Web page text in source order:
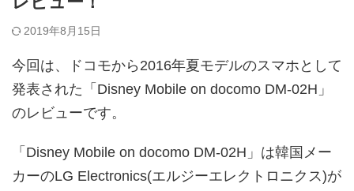
2019年8月15日
今回は、ドコモから2016年夏モデルのスマホとして
発表された「Disney Mobile on docomo DM-02H」
のレビューです。
「Disney Mobile on docomo DM-02H」は韓国メー
カーのLG Electronics(エルジーエレクトロニクス)が